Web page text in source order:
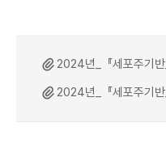
2024년_『세포주기
2024년_『세포주기